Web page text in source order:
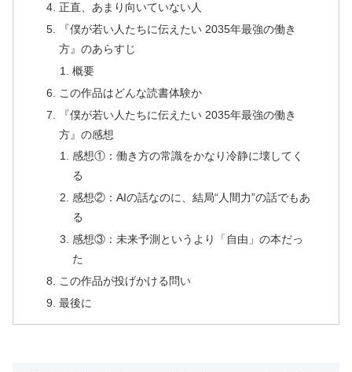
正直、あまり向いていない人
『僕が若い人たちに伝えたい 2035年最強の働き
方』のあらすじ
概要
この作品はどんな読書体験か
『僕が若い人たちに伝えたい 2035年最強の働き
方』の感想
感想①：働き方の常識をかなり冷静に壊してく
る
感想②：AIの話なのに、結局“人間力”の話でもあ
る
感想③：未来予測というより「自由」の本だっ
た
この作品が投げかける問い
最後に